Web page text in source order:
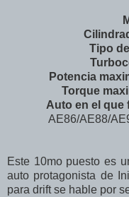
Tipo
Potencia
Torque
Auto en el que
AE86/AE88/
Este 10mo puesto es
auto protagonista de
para drift se hable por